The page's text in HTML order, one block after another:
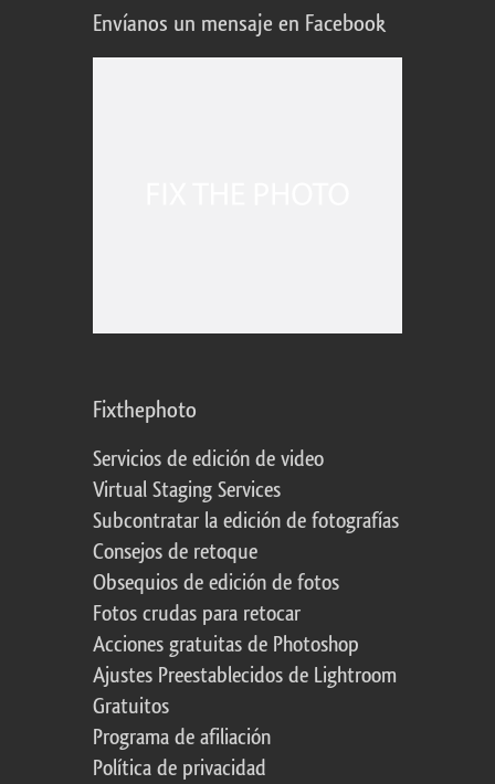
Envíanos un mensaje en Facebook
Fixthephoto
Servicios de edición de video
Virtual Staging Services
Subcontratar la edición de fotografías
Consejos de retoque
Obsequios de edición de fotos
Fotos crudas para retocar
Acciones gratuitas de Photoshop
Ajustes Preestablecidos de Lightroom
Gratuitos
Programa de afiliación
Política de privacidad